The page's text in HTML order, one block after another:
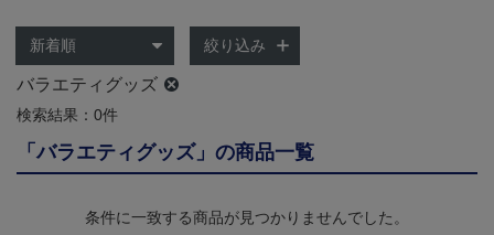
絞り込み
バラエティグッズ
検索結果：0件
「バラエティグッズ」の商品一覧
条件に一致する商品が見つかりませんでした。